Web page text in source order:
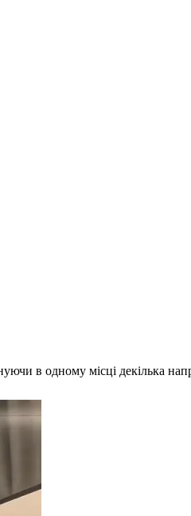
в одному місці декілька